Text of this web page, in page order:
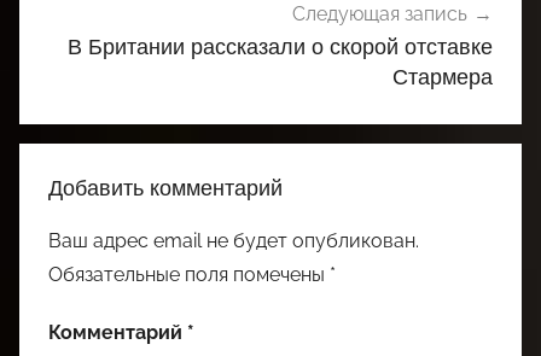
Следующая запись
В Британии рассказали о скорой отставке
Стармера
Добавить комментарий
Ваш адрес email не будет опубликован.
Обязательные поля помечены *
Комментарий *